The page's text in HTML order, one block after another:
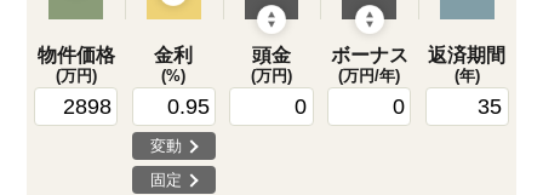
物件価格
(万円)
金利
(%)
変動
固定
頭金
(万円)
ボーナス
(万円/年)
返済期間
(年)